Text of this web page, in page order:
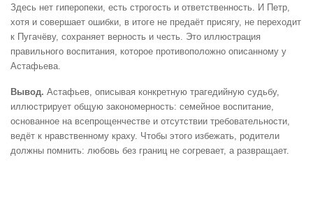
Здесь нет гиперопеки, есть строгость и ответственность. И Петр,
хотя и совершает ошибки, в итоге не предаёт присягу, не переходит
к Пугачёву, сохраняет верность и честь. Это иллюстрация
правильного воспитания, которое противоположно описанному у
Астафьева.
Вывод. Астафьев, описывая конкретную трагедийную судьбу,
иллюстрирует общую закономерность: семейное воспитание,
основанное на всепрощенчестве и отсутствии требовательности,
ведёт к нравственному краху. Чтобы этого избежать, родители
должны помнить: любовь без границ не согревает, а развращает.